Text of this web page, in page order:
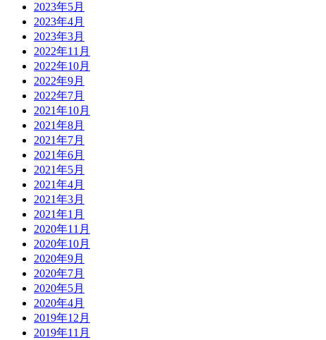
2023年5月
2023年4月
2023年3月
2022年11月
2022年10月
2022年9月
2022年7月
2021年10月
2021年8月
2021年7月
2021年6月
2021年5月
2021年4月
2021年3月
2021年1月
2020年11月
2020年10月
2020年9月
2020年7月
2020年5月
2020年4月
2019年12月
2019年11月